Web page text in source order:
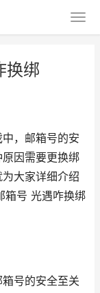
换绑
，邮箱号的安
因需要更换绑
大家详细介绍
箱号 光遇咋换绑
号的安全至关